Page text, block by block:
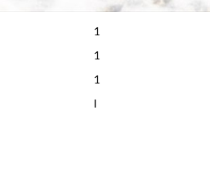
1
1
1